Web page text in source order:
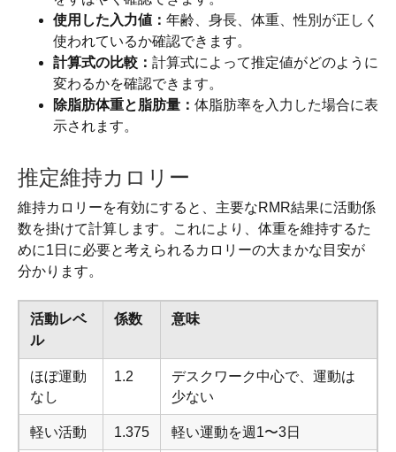
使用した入力値： 年齢、身長、体重、性別が正しく
使われているか確認できます。
計算式の比較： 計算式によって推定値がどのように
変わるかを確認できます。
除脂肪体重と脂肪量： 体脂肪率を入力した場合に表
示されます。
推定維持カロリー
維持カロリーを有効にすると、主要なRMR結果に活動係
数を掛けて計算します。これにより、体重を維持するた
めに1日に必要と考えられるカロリーの大まかな目安が
分かります。
活動レベ
ル
係数 意味
ほぼ運動
なし
1.2
デスクワーク中心で、運動は
少ない
軽い活動 1.375 軽い運動を週1〜3日